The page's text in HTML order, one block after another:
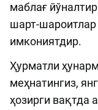
маблағ
шарт-шароитлар
имкониятдир.
Ҳурматли
меҳнатингиз,
ҳозирги вақтда